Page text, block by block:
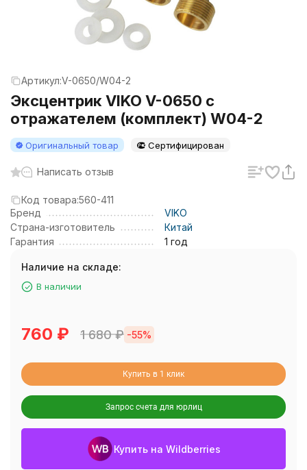
Артикул:V-0650/W04-2
Эксцентрик VIKO V-0650 с
отражателем (комплект) W04-2
Оригинальный товар Сертифицирован
Написать отзыв
Код товара:560-411
Бренд
VIKO
Страна-изготовитель
Китай
Гарантия
1 год
Наличие на складе:
В наличии
760 ₽ 1 680₽ -55%
Купить в 1 клик
Запрос счета для юрлиц
Купить на Wildberries